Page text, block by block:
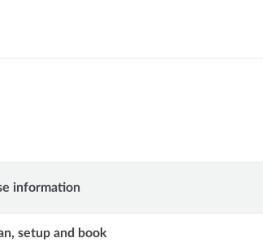
information
setup and book